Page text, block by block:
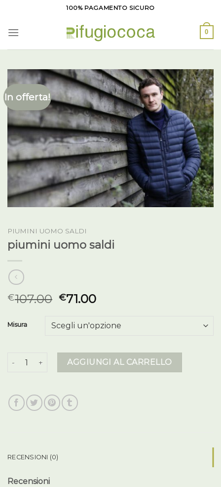
contenuti
100% PAGAMENTO SICURO
0
In offerta!
PIUMINI UOMO SALDI
piumini uomo saldi
€107.00 €71.00
Misura
piumini uomo saldi quantitàAGGIUNGI AL CARRELLO
RECENSIONI (0)
Recensioni